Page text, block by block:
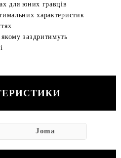
для юних гравців
характеристик
заздритимуть
Joma